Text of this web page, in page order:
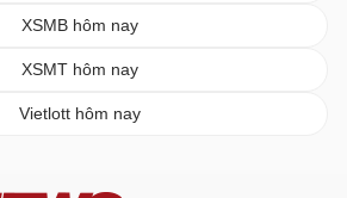
XSMB hôm nay
XSMT hôm nay
Vietlott hôm nay